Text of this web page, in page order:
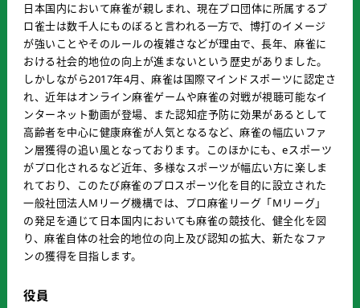
日本国内において麻雀が親しまれ、現在プロ団体に所属するプ
ロ雀士は数千人にものぼると言われる一方で、博打のイメージ
が強いことやそのルールの複雑さなどが理由で、長年、麻雀に
おける社会的地位の向上が進まないという歴史がありました。
しかしながら2017年4月、麻雀は国際マインドスポーツに認定さ
れ、近年はオンライン麻雀ゲームや麻雀の対戦が視聴可能なイ
ンターネット動画が登場、また認知症予防に効果があるとして
高齢者を中心に健康麻雀が人気となるなど、麻雀の幅広いファ
ン層獲得の追い風となっております。このほかにも、eスポーツ
がプロ化されるなど近年、多様なスポーツが幅広い方に楽しま
れており、このたび麻雀のプロスポーツ化を目的に設立された
一般社団法人Mリーグ機構では、プロ麻雀リーグ「Mリーグ」
の発足を通じて日本国内においても麻雀の競技化、健全化を図
り、麻雀自体の社会的地位の向上及び認知の拡大、新たなファ
ンの獲得を目指します。
役員